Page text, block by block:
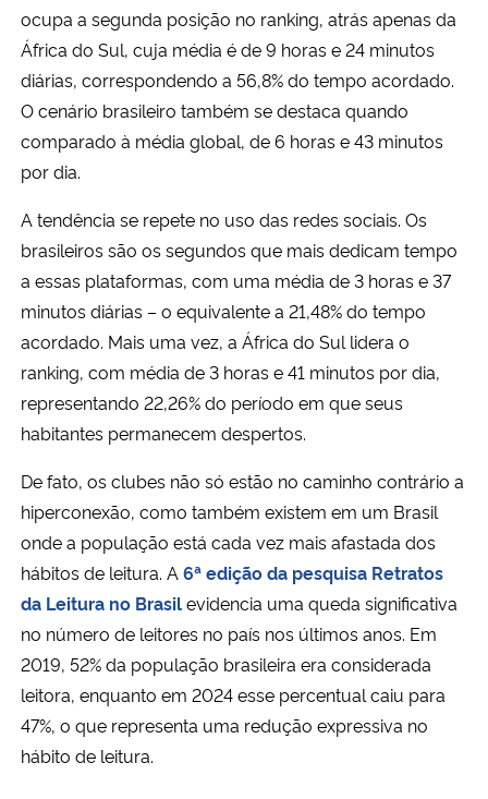
ocupa a segunda posição no ranking, atrás apenas da
África do Sul, cuja média é de 9 horas e 24 minutos
diárias, correspondendo a 56,8% do tempo acordado.
O cenário brasileiro também se destaca quando
comparado à média global, de 6 horas e 43 minutos
por dia.
A tendência se repete no uso das redes sociais. Os
brasileiros são os segundos que mais dedicam tempo
a essas plataformas, com uma média de 3 horas e 37
minutos diárias – o equivalente a 21,48% do tempo
acordado. Mais uma vez, a África do Sul lidera o
ranking, com média de 3 horas e 41 minutos por dia,
representando 22,26% do período em que seus
habitantes permanecem despertos.
De fato, os clubes não só estão no caminho contrário a
hiperconexão, como também existem em um Brasil
onde a população está cada vez mais afastada dos
hábitos de leitura. A 6ª edição da pesquisa Retratos
da Leitura no Brasilevidencia uma queda significativa
no número de leitores no país nos últimos anos. Em
2019, 52% da população brasileira era considerada
leitora, enquanto em 2024 esse percentual caiu para
47%, o que representa uma redução expressiva no
hábito de leitura.